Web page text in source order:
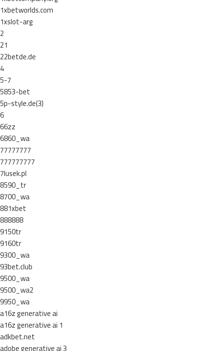
1xbetworlds.com
1xslot-arg
2
21
22betde.de
4
5-7
5853-bet
5p-style.de(3)
6
66zz
6860_wa
77777777
777777777
7lusek.pl
8590_tr
8700_wa
881xbet
888888
9150tr
9160tr
9300_wa
93bet.club
9500_wa
9500_wa2
9950_wa
a16z generative ai
a16z generative ai 1
adkbet.net